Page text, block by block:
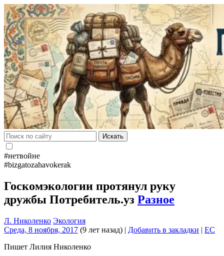
Искать
#нетвойне
#bizgatozahavokerak
Госкомэкологии протянул руку
дружбы Потребитель.уз Разное
Л. Николенко Экология
Среда, 8 ноября, 2017 (9 лет назад) | Добавить в закладки | EC
Пишет Лилия Николенко